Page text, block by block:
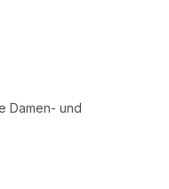
Damen- und